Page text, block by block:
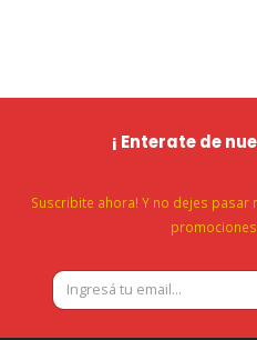
¡ Enterate de
Suscribite ahora! Y no dejes pasar